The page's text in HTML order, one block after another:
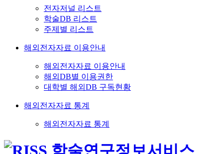
전자저널 리스트
학술DB 리스트
주제별 리스트
해외전자자료 이용안내
해외전자자료 이용안내
해외DB별 이용권한
대학별 해외DB 구독현황
해외전자자료 통계
해외전자자료 통계